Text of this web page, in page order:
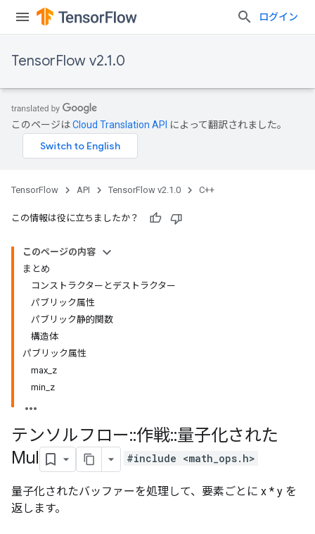
ログイン
TensorFlow v2.1.0
このページはCloud Translation API によって翻訳されました。
TensorFlow API TensorFlow v2.1.0 C++
この情報は役に立ちましたか？
このページの内容
まとめ
コンストラクターとデストラクター
パブリック属性
パブリック静的関数
構造体
パブリック属性
max_z
min_z
テンソルフロー::作戦::量子化された
Mul
#include <math_ops.h>
量子化されたバッファーを処理して、要素ごとに x * y を
返します。